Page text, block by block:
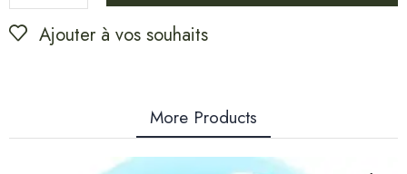
Ajouter à vos souhaits
More Products